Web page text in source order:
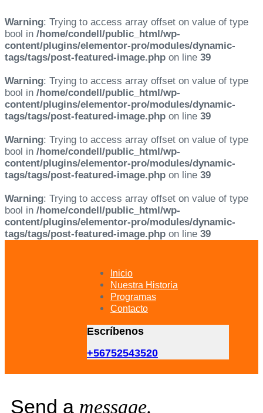
Warning: Trying to access array offset on value of type
bool in /home/condell/public_html/wp-
content/plugins/elementor-pro/modules/dynamic-
tags/tags/post-featured-image.php on line 39
Warning: Trying to access array offset on value of type
bool in /home/condell/public_html/wp-
content/plugins/elementor-pro/modules/dynamic-
tags/tags/post-featured-image.php on line 39
Warning: Trying to access array offset on value of type
bool in /home/condell/public_html/wp-
content/plugins/elementor-pro/modules/dynamic-
tags/tags/post-featured-image.php on line 39
Warning: Trying to access array offset on value of type
bool in /home/condell/public_html/wp-
content/plugins/elementor-pro/modules/dynamic-
tags/tags/post-featured-image.php on line 39
Inicio
Nuestra Historia
Programas
Contacto
Escríbenos
+56752543520
Send a message.